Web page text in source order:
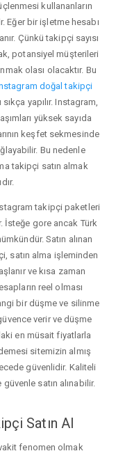
kullananların
Eğer bir işletme hesabı
Çünkü takipçi sayısı
potansiyel müşterileri
olası olacaktır. Bu
doğal takipçi
yapılır. Instagram,
yüksek sayıda
keşfet sekmesinde
Bu nedenle
takipçi satın almak
takipçi paketleri
İsteğe gore ancak Türk
Satın alınan
satın alma işleminden
ve kısa zaman
reel olması
bir düşme ve silinme
verir ve düşme
en müsait fiyatlarla
sitemizin almış
güvenlidir. Kaliteli
satın alınabilir.
Satın Al
fenomen olmak